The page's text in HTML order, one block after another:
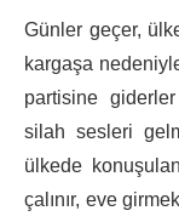
Günler geçer,
kargaşa
partisine
silah sesleri
ülkede
çalınır, eve